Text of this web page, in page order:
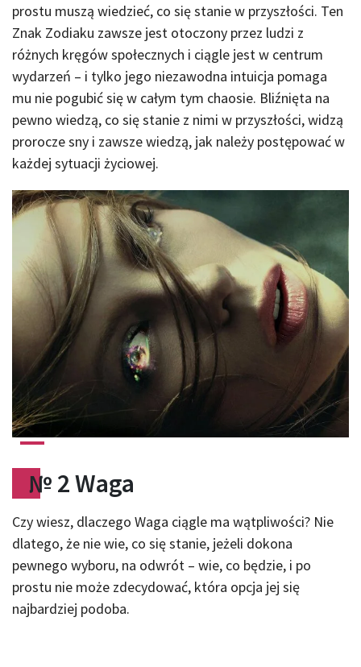
prostu muszą wiedzieć, co się stanie w przyszłości. Ten
Znak Zodiaku zawsze jest otoczony przez ludzi z
różnych kręgów społecznych i ciągle jest w centrum
wydarzeń – i tylko jego niezawodna intuicja pomaga
mu nie pogubić się w całym tym chaosie. Bliźnięta na
pewno wiedzą, co się stanie z nimi w przyszłości, widzą
prorocze sny i zawsze wiedzą, jak należy postępować w
każdej sytuacji życiowej.
№ 2 Waga
Czy wiesz, dlaczego Waga ciągle ma wątpliwości? Nie
dlatego, że nie wie, co się stanie, jeżeli dokona
pewnego wyboru, na odwrót – wie, co będzie, i po
prostu nie może zdecydować, która opcja jej się
najbardziej podoba.